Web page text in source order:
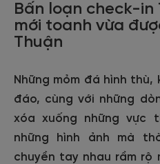
Bấn loạn check-in
mới toanh vừa
Thuận
Những mỏm đá hình
đáo, cùng với những
xóa xuống những vực
những hình ảnh mà
chuyền tay nhau rầm rộ